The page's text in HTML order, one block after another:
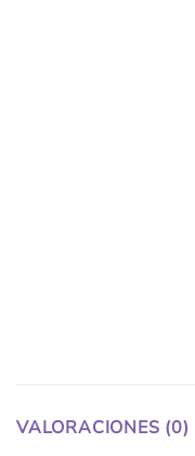
VALORACIONES (0)